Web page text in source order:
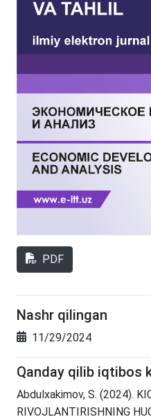
PDF
Nashr qilingan
11/29/2024
Qanday qilib iqtibos
Abdulxakimov, S. (2024).
RIVOJLANTIRISHNING